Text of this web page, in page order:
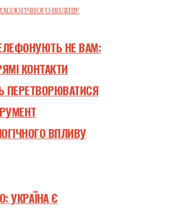
НЕ ВАМ:
КОНТАКТИ
ПЕРЕТВОРЮВАТИСЯ
ВПЛИВУ
УКРАЇНА Є